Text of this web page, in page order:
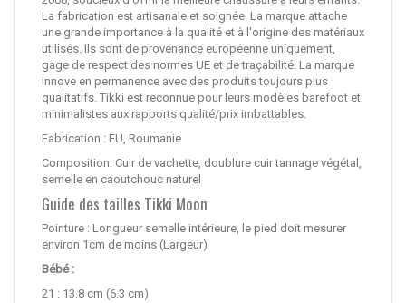
La fabrication est artisanale et soignée. La marque attache
une grande importance à la qualité et à l'origine des matériaux
utilisés. Ils sont de provenance européenne uniquement,
gage de respect des normes UE et de traçabilité. La marque
innove en permanence avec des produits toujours plus
qualitatifs. Tikki est reconnue pour leurs modèles barefoot et
minimalistes aux rapports qualité/prix imbattables.
Fabrication : EU, Roumanie
Composition: Cuir de vachette, doublure cuir tannage végétal,
semelle en caoutchouc naturel
Guide des tailles Tikki Moon
Pointure : Longueur semelle intérieure, le pied doit mesurer
environ 1cm de moins (Largeur)
Bébé :
21 : 13.8 cm (6.3 cm)